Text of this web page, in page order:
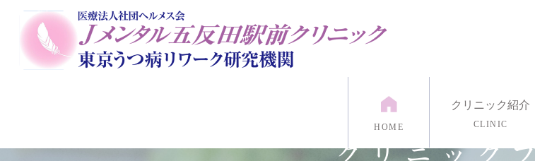
HOME
クリニック紹介
CLINIC
医院紹介 アクセス
漢方外来 発達外来
クリニック